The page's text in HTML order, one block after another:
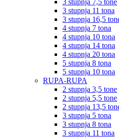
3 stupnja 7,5 tone
3 stupnja 11 tona
3 stupnja 16,5
4 stupnja 7 tona
4 stupnja 10 tona
4 stupnja 14 tona
4 stupnja 20 tona
5 stupnja 8 tona
5 stupnja 10 tona
RUPA-RUPA
2 stupnja 3,5 tone
2 stupnja 5,5 tone
2 stupnja 13,5
3 stupnja 5 tona
3 stupnja 8 tona
3 stupnja 11 tona